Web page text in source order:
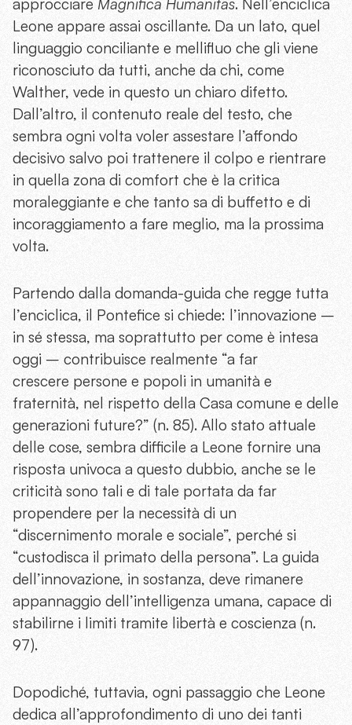
approcciare Magnifica Humanitas. Nell’enciclica
Leone appare assai oscillante. Da un lato, quel
linguaggio conciliante e mellifluo che gli viene
riconosciuto da tutti, anche da chi, come
Walther, vede in questo un chiaro difetto.
Dall’altro, il contenuto reale del testo, che
sembra ogni volta voler assestare l’affondo
decisivo salvo poi trattenere il colpo e rientrare
in quella zona di comfort che è la critica
moraleggiante e che tanto sa di buffetto e di
incoraggiamento a fare meglio, ma la prossima
volta.
Partendo dalla domanda-guida che regge tutta
l’enciclica, il Pontefice si chiede: l’innovazione –
in sé stessa, ma soprattutto per come è intesa
oggi – contribuisce realmente “a far
crescere persone e popoli in umanità e
fraternità, nel rispetto della Casa comune e delle
generazioni future?” (n. 85). Allo stato attuale
delle cose, sembra difficile a Leone fornire una
risposta univoca a questo dubbio, anche se le
criticità sono tali e di tale portata da far
propendere per la necessità di un
“discernimento morale e sociale”, perché si
“custodisca il primato della persona”. La guida
dell’innovazione, in sostanza, deve rimanere
appannaggio dell’intelligenza umana, capace di
stabilirne i limiti tramite libertà e coscienza (n.
97).
Dopodiché, tuttavia, ogni passaggio che Leone
dedica all’approfondimento di uno dei tanti